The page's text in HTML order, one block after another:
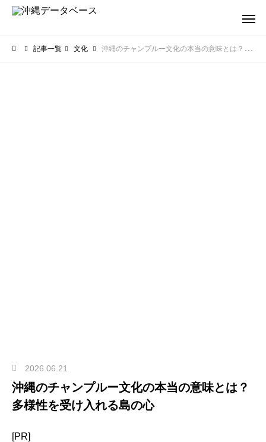
記事一覧 文化 沖縄のチャンプルー文化の本当の意味とは？多様性を受け入れる島の心
2026.06.21
沖縄のチャンプルー文化の本当の意味とは？
多様性を受け入れる島の心
[PR]